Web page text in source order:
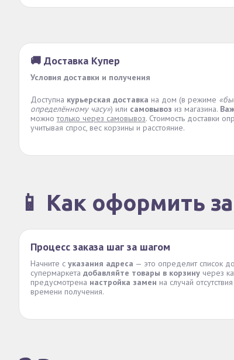
🚚 Доставка Купер
Условия доставки и получения
Доступна курьерская доставка на дом (в режиме
определённому часу») или самовывоз из магазина.
можнотолько через самовывоз. Стоимость доставки
учитывая спрос, вес корзины и расстояние.
📱 Как оформить
Процесс заказа шаг за шагом
Начните с указания адреса — это определит список
супермаркета добавляйте товары в корзину через
предусмотрена настройка замен на случай
времени получения.